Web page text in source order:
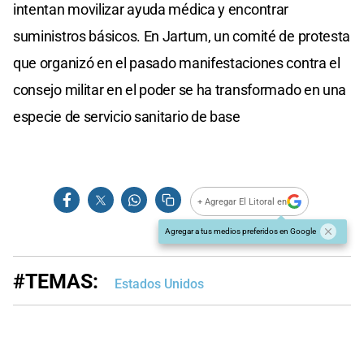
intentan movilizar ayuda médica y encontrar
suministros básicos. En Jartum, un comité de protesta
que organizó en el pasado manifestaciones contra el
consejo militar en el poder se ha transformado en una
especie de servicio sanitario de base
+ Agregar El Litoral en
Agregar a tus medios preferidos en Google
#TEMAS: Estados Unidos